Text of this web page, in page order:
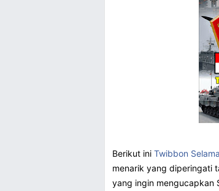
Berikut ini Twibbon
menarik yang diperingati
yang ingin mengucapkan